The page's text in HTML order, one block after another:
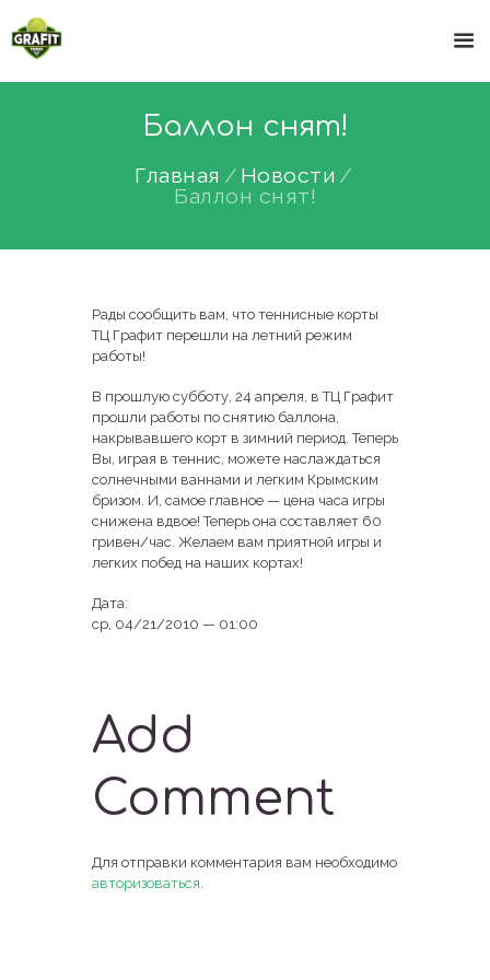
Баллон снят!
Главная
Новости
Баллон снят!
Рады сообщить вам, что теннисные корты
ТЦ Графит перешли на летний режим
работы!
В прошлую субботу, 24 апреля, в ТЦ Графит
прошли работы по снятию баллона,
накрывавшего корт в зимний период. Теперь
Вы, играя в теннис, можете наслаждаться
солнечными ваннами и легким Крымским
бризом. И, самое главное — цена часа игры
снижена вдвое! Теперь она составляет 60
гривен/час. Желаем вам приятной игры и
легких побед на наших кортах!
Дата:
ср, 04/21/2010 — 01:00
Add
Comment
Для отправки комментария вам необходимо
авторизоваться